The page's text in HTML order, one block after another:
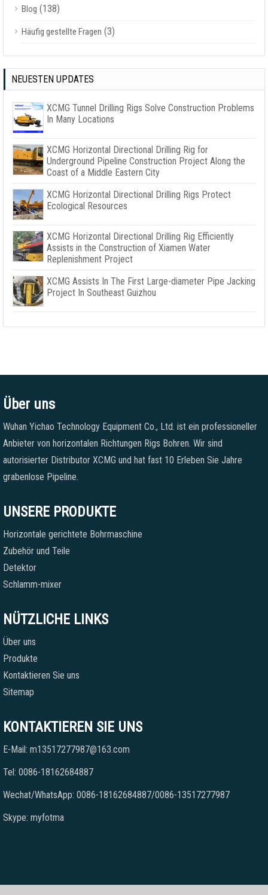
Blog (138)
Häufig gestellte Fragen (3)
NEUESTEN UPDATES
XCMG Tunnel Drilling Rigs Solve Construction Problems
In Many Locations
XCMG Horizontal Directional Drilling Rig for
Underground Pipeline Construction Project Along the
Coast of a Middle Eastern City
XCMG Horizontal Directional Drilling Rigs Protect
Ecological Resources
XCMG Horizontal Directional Drilling Rig Efficiently
Assists in the Construction of Xiamen Water
Replenishment Project
XCMG Assists In The First Large-diameter Pipe Jacking
Project In Southeast Guizhou
Über uns
Wuhan Yichao Technology Equipment Co., Ltd. ist ein professioneller
Anbieter von horizontalen Richtungen Rigs Bohren. Wir sind
autorisierter Distributor XCMG und hat fast 10 Erleben Sie Jahre
grabenlose Pipeline.
UNSERE PRODUKTE
Horizontale gerichtete Bohrmaschine
Zubehör und Teile
Detektor
Schlamm-mixer
NÜTZLICHE LINKS
Über uns
Produkte
Kontaktieren Sie uns
Sitemap
KONTAKTIEREN SIE UNS
E-Mail: m13517277987@163.com
Tel: 0086-18162684887
Wechat/WhatsApp: 0086-18162684887/0086-13517277987
Skype: myfotma